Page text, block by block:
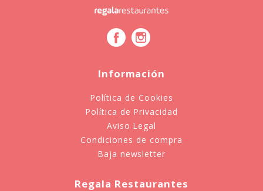
Información
Política de Cookies
Política de Privacidad
Aviso Legal
Condiciones de compra
Baja newsletter
Regala Restaurantes